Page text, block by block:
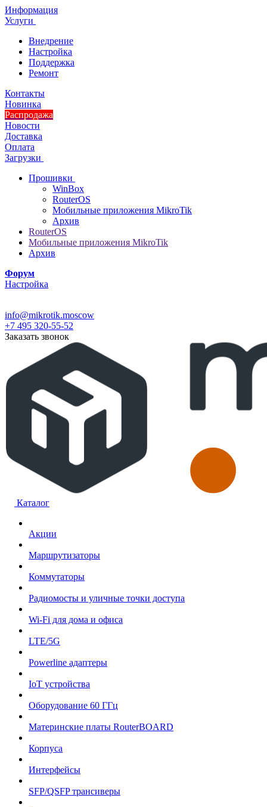
Информация
Услуги
Внедрение
Настройка
Поддержка
Ремонт
Контакты
Новинка
Распродажа
Новости
Доставка
Оплата
Загрузки
Прошивки
WinBox
RouterOS
Мобильные приложения MikroTik
Архив
RouterOS
Мобильные приложения MikroTik
Архив
Форум
Настройка
info@mikrotik.moscow
+7 495 320-55-52
Заказать звонок
Каталог
Акции
Маршрутизаторы
Коммутаторы
Радиомосты и уличные точки доступа
Wi-Fi для дома и офиса
LTE/5G
Powerline адаптеры
IoT устройства
Оборудование 60 ГГц
Материнские платы RouterBOARD
Корпуса
Интерфейсы
SFP/QSFP трансиверы